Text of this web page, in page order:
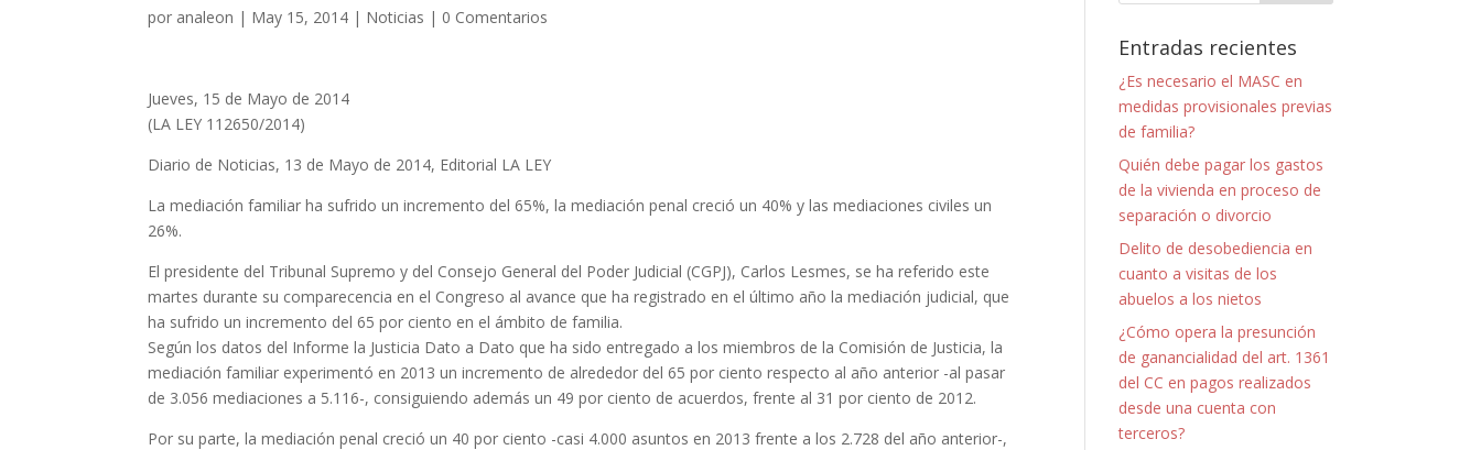
por analeon | May 15, 2014 | Noticias | 0 Comentarios
Jueves, 15 de Mayo de 2014
(LA LEY 112650/2014)
Diario de Noticias, 13 de Mayo de 2014, Editorial LA LEY
La mediación familiar ha sufrido un incremento del 65%, la mediación penal creció un 40% y las mediaciones civiles un
26%.
El presidente del Tribunal Supremo y del Consejo General del Poder Judicial (CGPJ), Carlos Lesmes, se ha referido este
martes durante su comparecencia en el Congreso al avance que ha registrado en el último año la mediación judicial, que
ha sufrido un incremento del 65 por ciento en el ámbito de familia.
Según los datos del Informe la Justicia Dato a Dato que ha sido entregado a los miembros de la Comisión de Justicia, la
mediación familiar experimentó en 2013 un incremento de alrededor del 65 por ciento respecto al año anterior -al pasar
de 3.056 mediaciones a 5.116-, consiguiendo además un 49 por ciento de acuerdos, frente al 31 por ciento de 2012.
Por su parte, la mediación penal creció un 40 por ciento -casi 4.000 asuntos en 2013 frente a los 2.728 del año anterior-,
Entradas recientes
¿Es necesario el MASC en
medidas provisionales previas
de familia?
Quién debe pagar los gastos
de la vivienda en proceso de
separación o divorcio
Delito de desobediencia en
cuanto a visitas de los
abuelos a los nietos
¿Cómo opera la presunción
de ganancialidad del art. 1361
del CC en pagos realizados
desde una cuenta con
terceros?